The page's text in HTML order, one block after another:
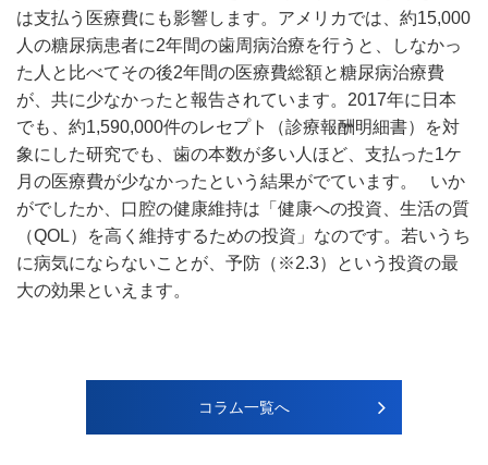
は支払う医療費にも影響します。アメリカでは、約15,000
人の糖尿病患者に2年間の歯周病治療を行うと、しなかっ
た人と比べてその後2年間の医療費総額と糖尿病治療費
が、共に少なかったと報告されています。2017年に日本
でも、約1,590,000件のレセプト（診療報酬明細書）を対
象にした研究でも、歯の本数が多い人ほど、支払った1ケ
月の医療費が少なかったという結果がでています。 いか
がでしたか、口腔の健康維持は「健康への投資、生活の質
（QOL）を高く維持するための投資」なのです。若いうち
に病気にならないことが、予防（※2.3）という投資の最
大の効果といえます。
コラム一覧へ